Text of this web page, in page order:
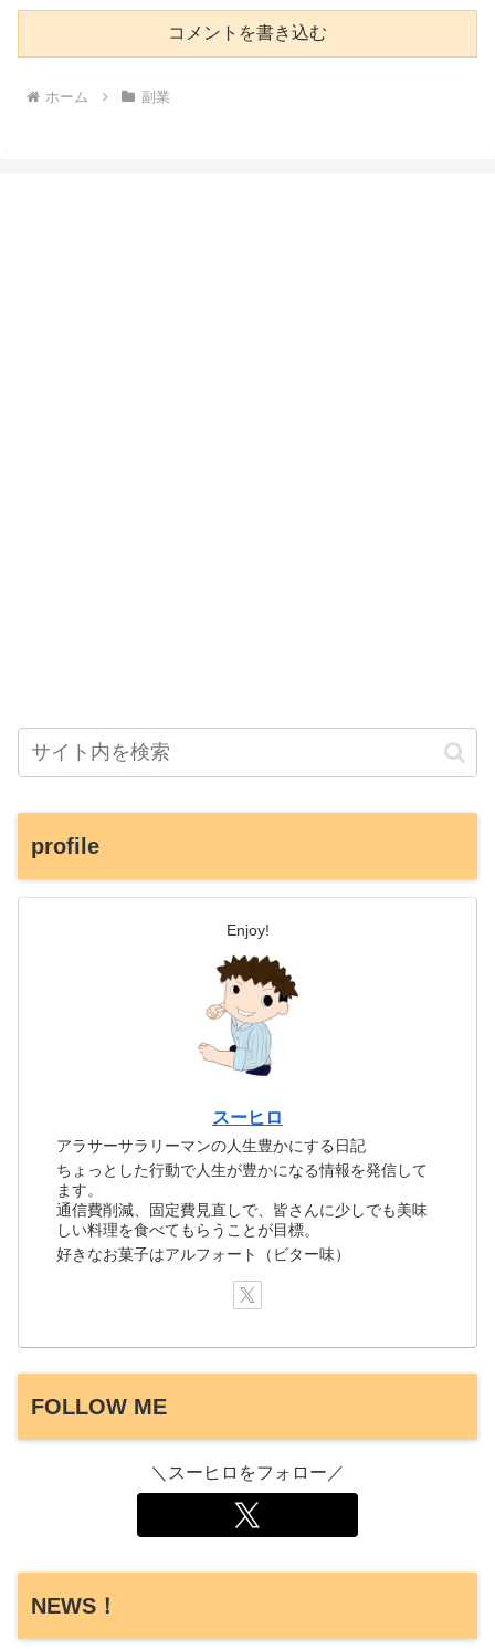
コメントを書き込む
ホーム 副業
profile
Enjoy!
スーヒロ
アラサーサラリーマンの人生豊かにする日記
ちょっとした行動で人生が豊かになる情報を発信して
ます。
通信費削減、固定費見直しで、皆さんに少しでも美味
しい料理を食べてもらうことが目標。
好きなお菓子はアルフォート（ビター味）
FOLLOW ME
＼スーヒロをフォロー／
NEWS！